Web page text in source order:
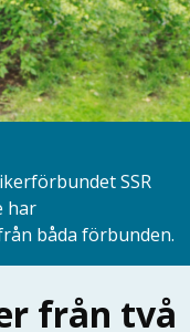
SSR
har
båda förbunden.
från två